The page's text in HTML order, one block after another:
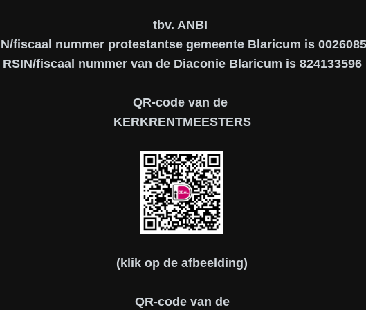
tbv. ANBI
fiscaal nummer protestantse gemeente Blaricum is
RSIN/fiscaal nummer van de Diaconie Blaricum is 824133596
QR-code van de
KERKRENTMEESTERS
(klik op de afbeelding)
QR-code van de